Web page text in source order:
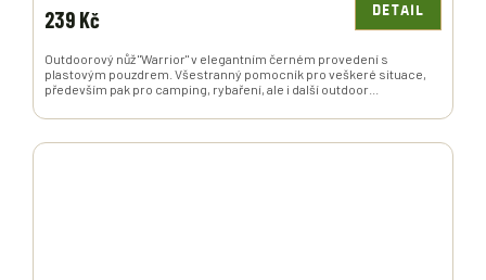
239 Kč DETAIL
Outdoorový nůž "Warrior" v elegantním černém provedení s
plastovým pouzdrem. Všestranný pomocník pro veškeré situace,
především pak pro camping, rybaření, ale i další outdoor...